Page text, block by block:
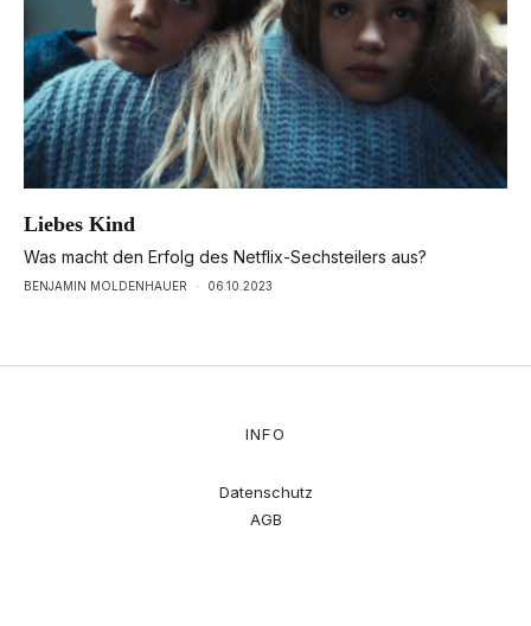
Liebes Kind
Was macht den Erfolg des Netflix-Sechsteilers aus?
BENJAMIN MOLDENHAUER · 06.10.2023
INFO
Datenschutz
AGB